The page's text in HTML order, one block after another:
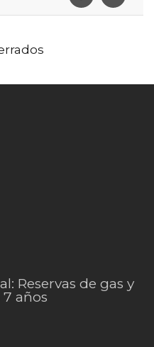
Reservas de gas y
años